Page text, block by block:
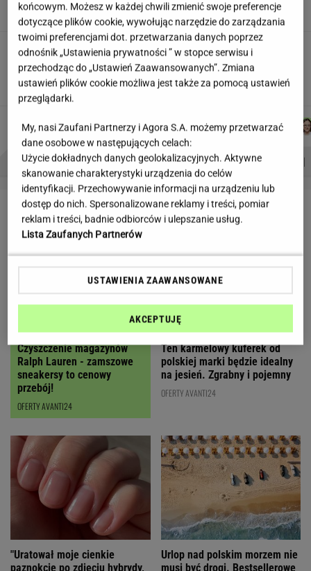
SUBSKRYPCJA
Wzięli pod lupę wielką reformę Muska. Gdzie
się podziały miliardy oszczędności?
MARIA KORCZ
Autorzy:
MARTA
NOWAK
JAKUB
BALCERSKI
JUSTYNA
BRYCZKOWSKA
MARCIN
KOZŁOWSKI
PROBLEMY POLSKICH SIATKARZY ZNAK Z '30' WISŁAWA SZYMBORSKA
LETNIE OKAZJE
Czyszczenie magazynów
Ralph Lauren - zamszowe
sneakersy to cenowy
przebój!
OFERTY AVANTI24
Ten karmelowy kuferek od
polskiej marki będzie idealny
na jesień. Zgrabny i pojemny
OFERTY AVANTI24
"Uratował moje cienkie
paznokcie po zdjęciu hybrydy,
Urlop nad polskim morzem nie
musi być drogi. Bestsellerowe
końcowym. Możesz w każdej chwili zmienić swoje preferencje
dotyczące plików cookie, wywołując narzędzie do zarządzania
twoimi preferencjami dot. przetwarzania danych poprzez
odnośnik „Ustawienia prywatności ” w stopce serwisu i
przechodząc do „Ustawień Zaawansowanych”. Zmiana
ustawień plików cookie możliwa jest także za pomocą ustawień
przeglądarki.
My, nasi Zaufani Partnerzy i Agora S.A. możemy przetwarzać
dane osobowe w następujących celach:
Użycie dokładnych danych geolokalizacyjnych. Aktywne
skanowanie charakterystyki urządzenia do celów
identyfikacji. Przechowywanie informacji na urządzeniu lub
dostęp do nich. Spersonalizowane reklamy i treści, pomiar
reklam i treści, badnie odbiorców i ulepszanie usług.
Lista Zaufanych Partnerów
USTAWIENIA ZAAWANSOWANE
AKCEPTUJĘ